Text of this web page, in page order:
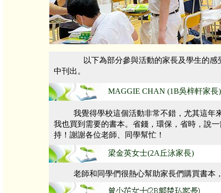
以下為部分參與活動的家長及學生的
中刊出。
MAGGIE CHAN (1B吳梓軒家長)
我覺得學校這個活動非常不錯，尤其這年
我也買到需要的書本。省錢，環保，省時，說
持！謝謝各位老師、同學幫忙！
梁金英女士(2A丘泳家長)
老師和同學們很熱心幫助家長們購買書本